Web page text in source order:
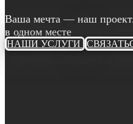
Ваша мечта — наш
в одном месте
НАШИ УСЛУГИ